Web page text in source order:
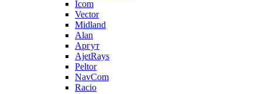
Icom
Vector
Midland
Alan
Аргут
AjetRays
Peltor
NavCom
Racio